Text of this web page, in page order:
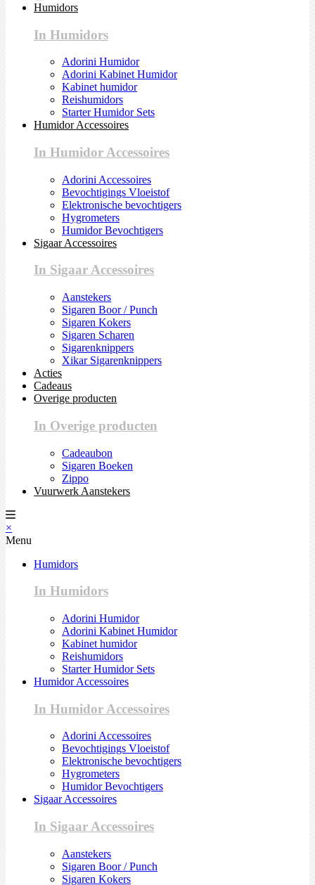
Humidors
In Humidors
Adorini Humidor
Adorini Kabinet Humidor
Kabinet humidor
Reishumidors
Starter Humidor Sets
Humidor Accessoires
In Humidor Accessoires
Adorini Accessoires
Bevochtigings Vloeistof
Elektronische bevochtigers
Hygrometers
Humidor Bevochtigers
Sigaar Accessoires
In Sigaar Accessoires
Aanstekers
Sigaren Boor / Punch
Sigaren Kokers
Sigaren Scharen
Sigarenknippers
Xikar Sigarenknippers
Acties
Cadeaus
Overige producten
In Overige producten
Cadeaubon
Sigaren Boeken
Zippo
Vuurwerk Aanstekers
×
Menu
Humidors
In Humidors
Adorini Humidor
Adorini Kabinet Humidor
Kabinet humidor
Reishumidors
Starter Humidor Sets
Humidor Accessoires
In Humidor Accessoires
Adorini Accessoires
Bevochtigings Vloeistof
Elektronische bevochtigers
Hygrometers
Humidor Bevochtigers
Sigaar Accessoires
In Sigaar Accessoires
Aanstekers
Sigaren Boor / Punch
Sigaren Kokers